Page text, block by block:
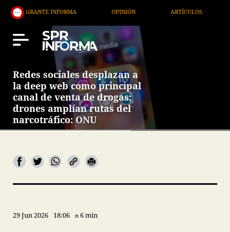
INFORMA OPINIÓN ARTÍCULOS ARTE /
Redes sociales desplazan a
la deep web como principal
canal de venta de drogas;
drones amplían rutas del
narcotráfico: ONU
29 Jun 2026 18:06 6 min